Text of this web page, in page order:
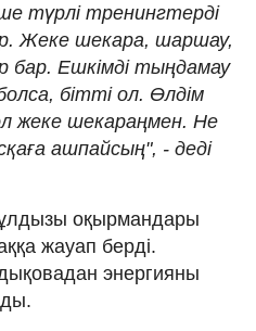
түрлі тренингтерді
Жеке шекара, шаршау,
бар. Ешкімді тыңдамау
бітті ол. Өлдім
жеке шекараңмен. Не
ашпайсың", - деді
оқырмандары
жауап берді.
энергияны